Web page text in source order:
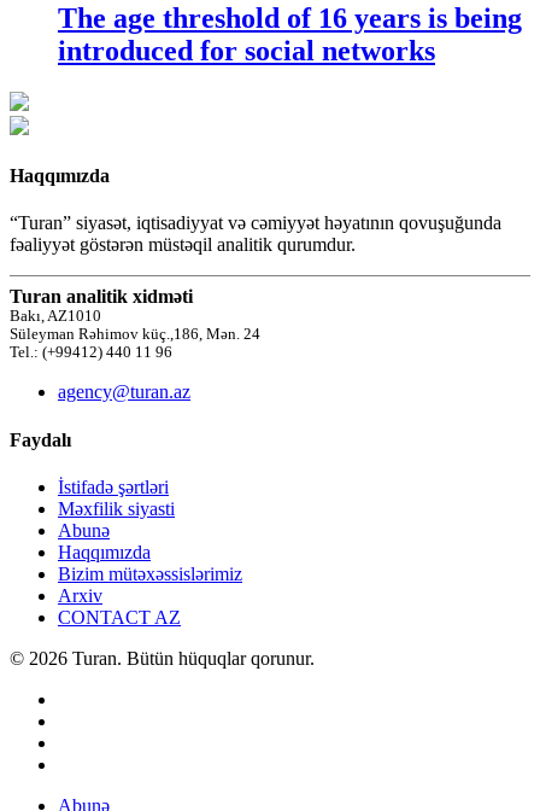
The age threshold of 16 years is being
introduced for social networks
Haqqımızda
“Turan” siyasət, iqtisadiyyat və cəmiyyət həyatının qovuşuğunda
fəaliyyət göstərən müstəqil analitik qurumdur.
Turan analitik xidməti
Bakı, AZ1010
Süleyman Rəhimov küç.,186, Mən. 24
Tel.: (+99412) 440 11 96
agency@turan.az
Faydalı
İstifadə şərtləri
Məxfilik siyasti
Abunə
Haqqımızda
Bizim mütəxəssislərimiz
Arxiv
CONTACT AZ
© 2026 Turan. Bütün hüquqlar qorunur.
Abunə